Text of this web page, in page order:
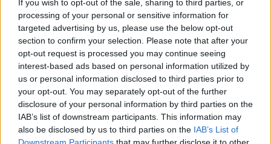
If you wish to opt-out of the sale, sharing to third parties, or
processing of your personal or sensitive information for
targeted advertising by us, please use the below opt-out
section to confirm your selection. Please note that after your
opt-out request is processed you may continue seeing
interest-based ads based on personal information utilized by
us or personal information disclosed to third parties prior to
your opt-out. You may separately opt-out of the further
disclosure of your personal information by third parties on the
IAB’s list of downstream participants. This information may
also be disclosed by us to third parties on the IAB’s List of
Reebok Sidewinder é a nova chuteira de topo de
gama da marca, inspirada no antigo e icónico modelo
Sidewinder .
Estás entusiasmado por ver a Reebok a regressar ao
futebol europeu? O que achas da nova linha de